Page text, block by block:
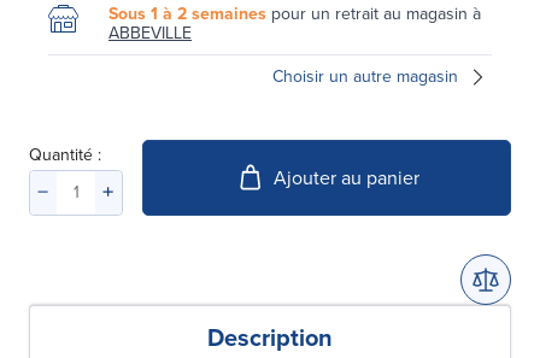
Sous 1 à 2 semaines pour un retrait au magasin à
ABBEVILLE
Choisir un autre magasin
Quantité :
Ajouter au panier
Description